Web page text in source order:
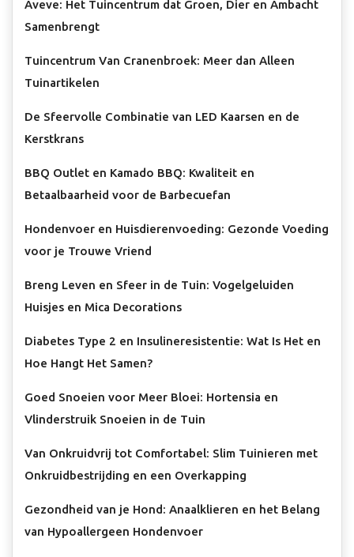
Aveve: Het Tuincentrum dat Groen, Dier en Ambacht
Samenbrengt
Tuincentrum Van Cranenbroek: Meer dan Alleen
Tuinartikelen
De Sfeervolle Combinatie van LED Kaarsen en de
Kerstkrans
BBQ Outlet en Kamado BBQ: Kwaliteit en
Betaalbaarheid voor de Barbecuefan
Hondenvoer en Huisdierenvoeding: Gezonde Voeding
voor je Trouwe Vriend
Breng Leven en Sfeer in de Tuin: Vogelgeluiden
Huisjes en Mica Decorations
Diabetes Type 2 en Insulineresistentie: Wat Is Het en
Hoe Hangt Het Samen?
Goed Snoeien voor Meer Bloei: Hortensia en
Vlinderstruik Snoeien in de Tuin
Van Onkruidvrij tot Comfortabel: Slim Tuinieren met
Onkruidbestrijding en een Overkapping
Gezondheid van je Hond: Anaalklieren en het Belang
van Hypoallergeen Hondenvoer